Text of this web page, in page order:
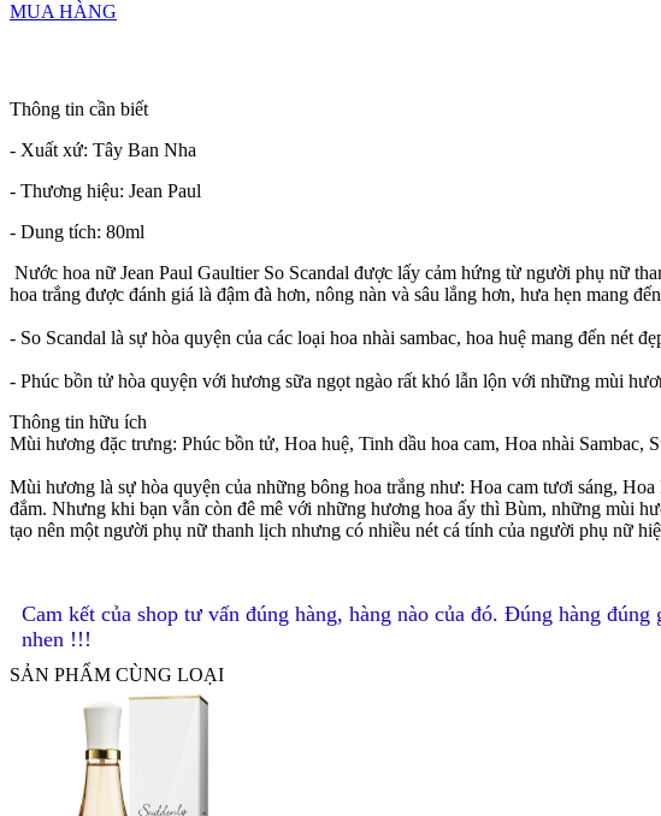
MUA HÀNG
Thông tin cần biết
- Xuất xứ: Tây Ban Nha
- Thương hiệu: Jean Paul
- Dung tích: 80ml
Nước hoa nữ Jean Paul Gaultier So Scandal được lấy cảm hứng từ người phụ nữ
hoa trắng được đánh giá là đậm đà hơn, nông nàn và sâu lắng hơn, hưa hẹn mang
- So Scandal là sự hòa quyện của các loại hoa nhài sambac, hoa huệ mang đến nét
- Phúc bồn tử hòa quyện với hương sữa ngọt ngào rất khó lẫn lộn với những mùi
Thông tin hữu ích
Mùi hương đặc trưng: Phúc bồn tử, Hoa huệ, Tinh dầu hoa cam, Hoa nhài Sambac,
Mùi hương là sự hòa quyện của những bông hoa trắng như: Hoa cam tươi sáng,
đắm. Nhưng khi bạn vẫn còn đê mê với những hương hoa ấy thì Bùm, những mùi
tạo nên một người phụ nữ thanh lịch nhưng có nhiều nét cá tính của người phụ nữ
Cam kết của shop tư vấn đúng hàng, hàng nào của đó. Đúng hàng
nhen !!!
SẢN PHẨM CÙNG LOẠI